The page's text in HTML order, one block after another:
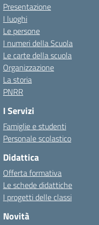
Presentazione
I luoghi
Le persone
I numeri della Scuola
Le carte della scuola
Organizzazione
La storia
PNRR
I Servizi
Famiglie e studenti
Personale scolastico
Didattica
Offerta formativa
Le schede didattiche
I progetti delle classi
Novità